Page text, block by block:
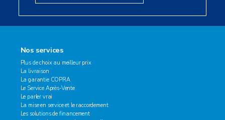
Nos services
Plus de choix au meilleur prix
La livraison
La garantie COPRA
Le Service Après-Vente
Le parler vrai
La mise en service et le raccordement
Les solutions de financement